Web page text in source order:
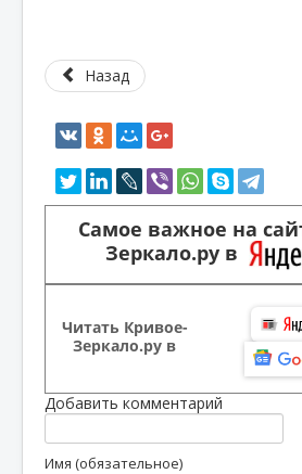
Назад
Самое важное на
Зеркало.ру в
Читать Кривое-
Зеркало.ру в
Добавить комментарий
Имя (обязательное)